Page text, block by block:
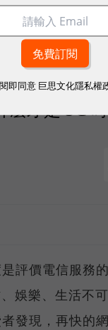
思」！
麼才是 5G
評價電信服務
娛樂、生活不
發現，再快的
即同意 巨思文化隱私權